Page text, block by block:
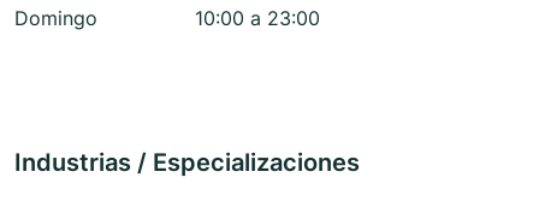
Domingo
10:00 a 23:00
Industrias / Especializaciones